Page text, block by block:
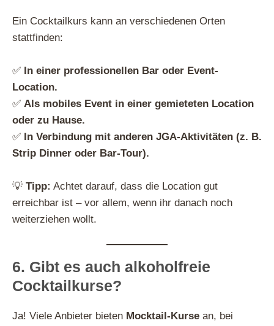
Ein Cocktailkurs kann an verschiedenen Orten
stattfinden:
✅ In einer professionellen Bar oder Event-
Location.
✅ Als mobiles Event in einer gemieteten Location
oder zu Hause.
✅ In Verbindung mit anderen JGA-Aktivitäten (z. B.
Strip Dinner oder Bar-Tour).
💡 Tipp: Achtet darauf, dass die Location gut
erreichbar ist – vor allem, wenn ihr danach noch
weiterziehen wollt.
6. Gibt es auch alkoholfreie
Cocktailkurse?
Ja! Viele Anbieter bieten Mocktail-Kurse an, bei